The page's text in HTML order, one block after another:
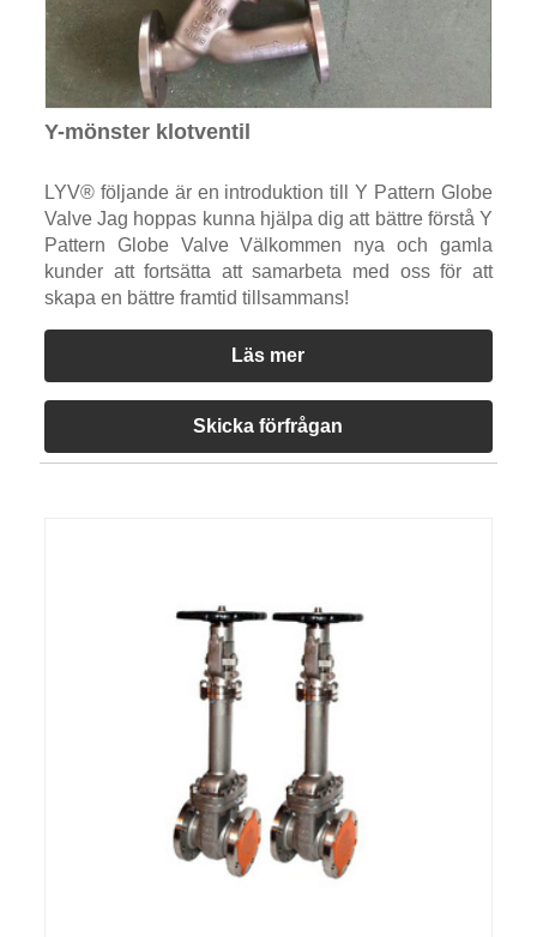
Y-mönster klotventil
LYV® följande är en introduktion till Y Pattern Globe
Valve Jag hoppas kunna hjälpa dig att bättre förstå Y
Pattern Globe Valve Välkommen nya och gamla
kunder att fortsätta att samarbeta med oss ​​för att
skapa en bättre framtid tillsammans!
Läs mer
Skicka förfrågan